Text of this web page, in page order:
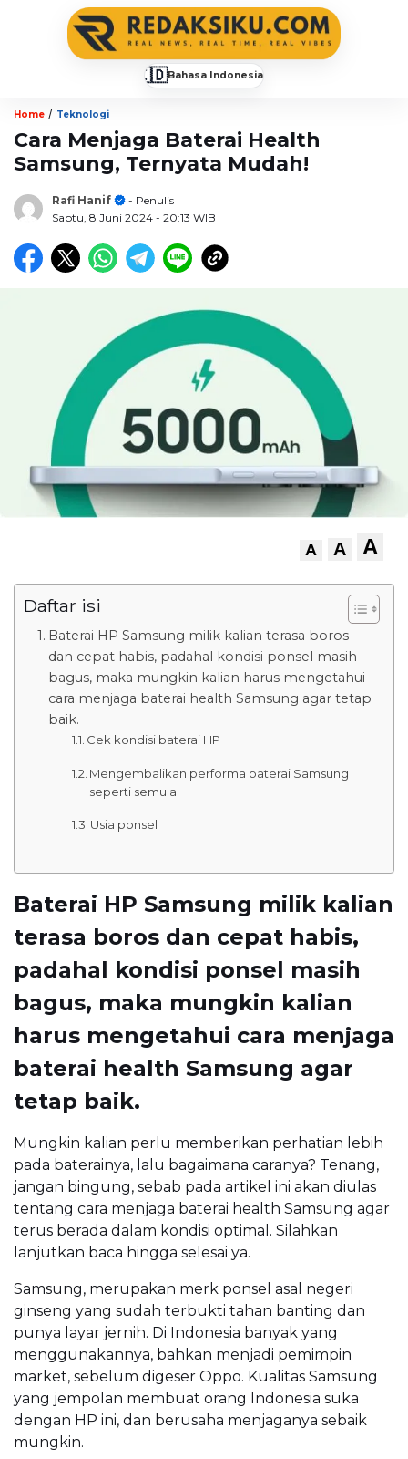
🇮🇩Bahasa Indonesia
Home / Teknologi
Cara Menjaga Baterai Health
Samsung, Ternyata Mudah!
Rafi Hanif
- Penulis
Sabtu, 8 Juni 2024 - 20:13 WIB
A A A
Daftar isi
Baterai HP Samsung milik kalian terasa boros
dan cepat habis, padahal kondisi ponsel masih
bagus, maka mungkin kalian harus mengetahui
cara menjaga baterai health Samsung agar tetap
baik.
Cek kondisi baterai HP
Mengembalikan performa baterai Samsung
seperti semula
Usia ponsel
Baterai HP Samsung milik kalian
terasa boros dan cepat habis,
padahal kondisi ponsel masih
bagus, maka mungkin kalian
harus mengetahui cara menjaga
baterai health Samsung agar
tetap baik.
Mungkin kalian perlu memberikan perhatian lebih
pada baterainya, lalu bagaimana caranya? Tenang,
jangan bingung, sebab pada artikel ini akan diulas
tentang cara menjaga baterai health Samsung agar
terus berada dalam kondisi optimal. Silahkan
lanjutkan baca hingga selesai ya.
Samsung, merupakan merk ponsel asal negeri
ginseng yang sudah terbukti tahan banting dan
punya layar jernih. Di Indonesia banyak yang
menggunakannya, bahkan menjadi pemimpin
market, sebelum digeser Oppo. Kualitas Samsung
yang jempolan membuat orang Indonesia suka
dengan HP ini, dan berusaha menjaganya sebaik
mungkin.